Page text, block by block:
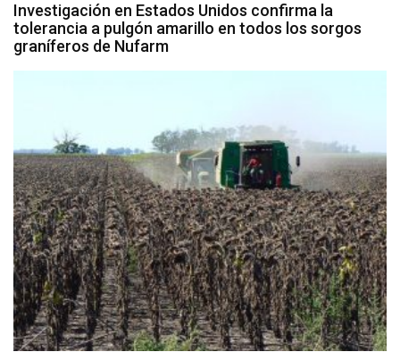
Investigación en Estados Unidos confirma la
tolerancia a pulgón amarillo en todos los sorgos
graníferos de Nufarm